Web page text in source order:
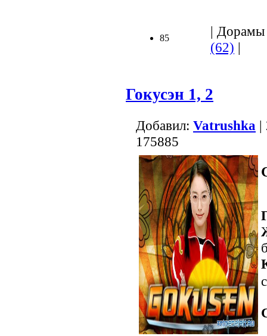
85
|
(62) |
Гокусэн 1, 2
Добавил: Vatrushka |
175885